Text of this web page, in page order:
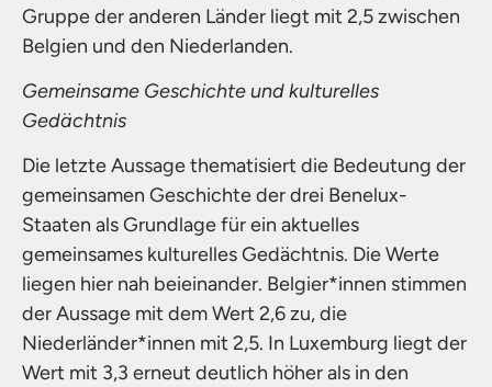
Gruppe der anderen Länder liegt mit 2,5 zwischen
Belgien und den Niederlanden.
Gemeinsame Geschichte und kulturelles
Gedächtnis
Die letzte Aussage thematisiert die Bedeutung der
gemeinsamen Geschichte der drei Benelux-
Staaten als Grundlage für ein aktuelles
gemeinsames kulturelles Gedächtnis. Die Werte
liegen hier nah beieinander. Belgier*innen stimmen
der Aussage mit dem Wert 2,6 zu, die
Niederländer*innen mit 2,5. In Luxemburg liegt der
Wert mit 3,3 erneut deutlich höher als in den